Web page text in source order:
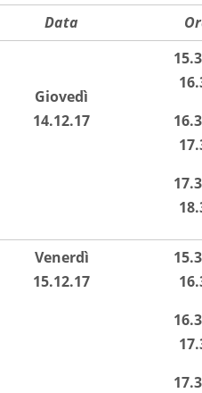
Data
Giovedì
14.12.17
Venerdì
15.12.17